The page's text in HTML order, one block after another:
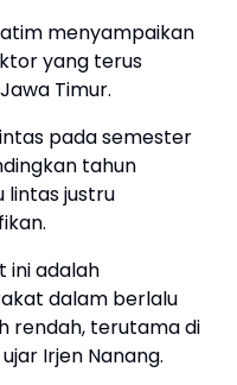
menyampaikan
yang terus
Timur.
pada semester
tahun
lintas justru
ini adalah
dalam berlalu
rendah, terutama di
Irjen Nanang.